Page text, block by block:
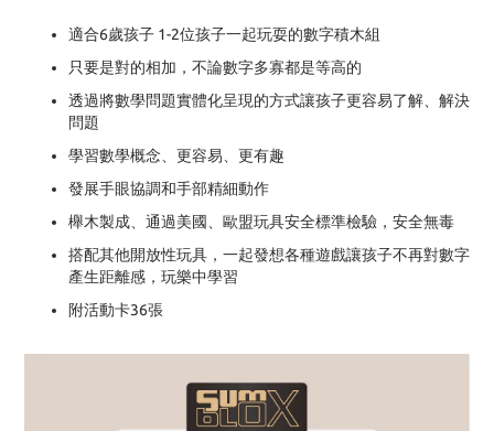
適合6歲孩子 1-2位孩子一起玩耍的數字積木組
只要是對的相加，不論數字多寡都是等高的
透過將數學問題實體化呈現的方式讓孩子更容易了解、解決
問題
學習數學概念、更容易、更有趣
發展手眼協調和手部精細動作
櫸木製成、通過美國、歐盟玩具安全標準檢驗，安全無毒
搭配其他開放性玩具，一起發想各種遊戲讓孩子不再對數字
產生距離感，玩樂中學習
附活動卡36張